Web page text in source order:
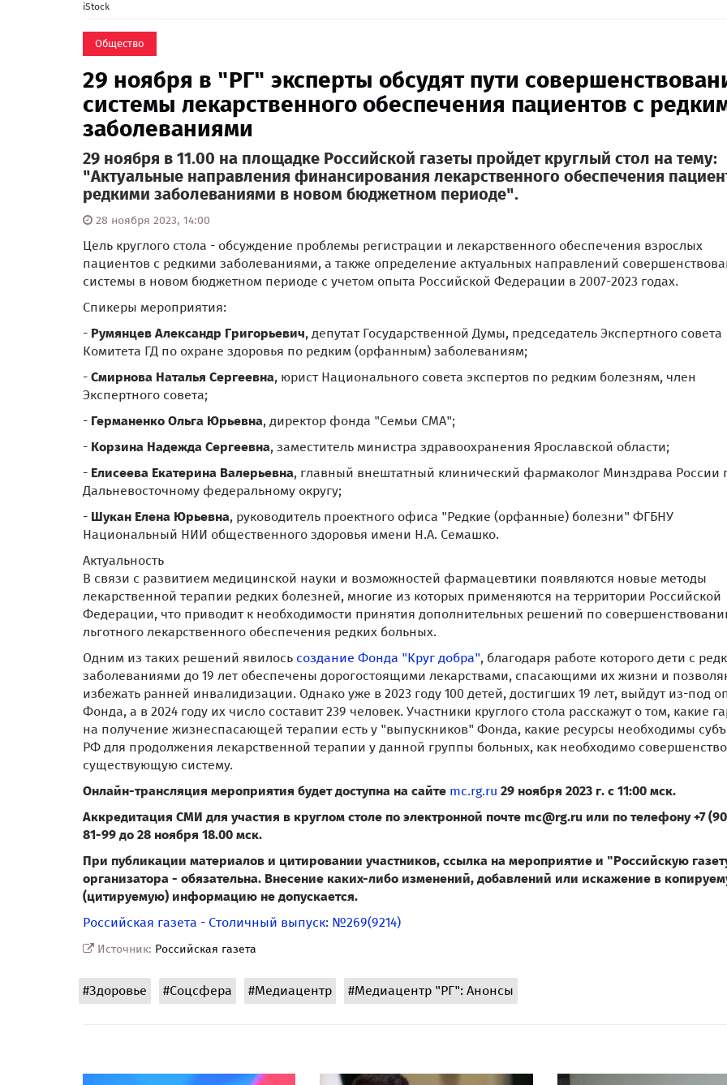
iStock
Общество
29 ноября в "РГ" эксперты обсудят пути
системы лекарственного обеспечения пациентов с
заболеваниями
29 ноября в 11.00 на площадке Российской газеты пройдет круглый стол на тему:
"Актуальные направления финансирования лекарственного обеспечения
редкими заболеваниями в новом бюджетном периоде".
28 ноября 2023, 14:00
Цель круглого стола - обсуждение проблемы регистрации и лекарственного обеспечения взрослых
пациентов с редкими заболеваниями, а также определение актуальных направлений
системы в новом бюджетном периоде с учетом опыта Российской Федерации в 2007-2023 годах.
Спикеры мероприятия:
- Румянцев Александр Григорьевич, депутат Государственной Думы, председатель Экспертного совета
Комитета ГД по охране здоровья по редким (орфанным) заболеваниям;
- Смирнова Наталья Сергеевна, юрист Национального совета экспертов по редким болезням, член
Экспертного совета;
- Германенко Ольга Юрьевна, директор фонда "Семьи СМА";
- Корзина Надежда Сергеевна, заместитель министра здравоохранения Ярославской области;
- Елисеева Екатерина Валерьевна, главный внештатный клинический фармаколог Минздрава России
Дальневосточному федеральному округу;
- Шукан Елена Юрьевна, руководитель проектного офиса "Редкие (орфанные) болезни" ФГБНУ
Национальный НИИ общественного здоровья имени Н.А. Семашко.
Актуальность
В связи с развитием медицинской науки и возможностей фармацевтики появляются новые методы
лекарственной терапии редких болезней, многие из которых применяются на территории Российской
Федерации, что приводит к необходимости принятия дополнительных решений по
льготного лекарственного обеспечения редких больных.
Одним из таких решений явилось создание Фонда "Круг добра", благодаря работе которого дети с
заболеваниями до 19 лет обеспечены дорогостоящими лекарствами, спасающими их жизни и
избежать ранней инвалидизации. Однако уже в 2023 году 100 детей, достигших 19 лет, выйдут из-под
Фонда, а в 2024 году их число составит 239 человек. Участники круглого стола расскажут о том, какие
на получение жизнеспасающей терапии есть у "выпускников" Фонда, какие ресурсы необходимы
РФ для продолжения лекарственной терапии у данной группы больных, как необходимо
существующую систему.
Онлайн-трансляция мероприятия будет доступна на сайте mc.rg.ru 29 ноября 2023 г. с 11:00 мск.
Аккредитация СМИ для участия в круглом столе по электронной почте mc@rg.ru или по телефону +7
81-99 до 28 ноября 18.00 мск.
При публикации материалов и цитировании участников, ссылка на мероприятие и "Российскую
организатора - обязательна. Внесение каких-либо изменений, добавлений или искажение в
(цитируемую) информацию не допускается.
Российская газета - Столичный выпуск: №269(9214)
Источник: Российская газета
#Здоровье #Соцсфера #Медиацентр #Медиацентр "РГ": Анонсы